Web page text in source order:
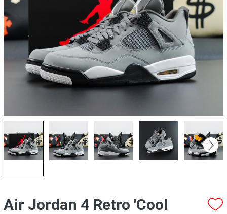
Air Jordan 4 Retro 'Cool